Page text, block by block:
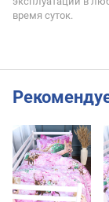
время суток.